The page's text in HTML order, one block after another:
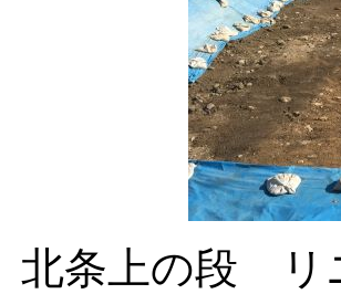
北条上の段 リ